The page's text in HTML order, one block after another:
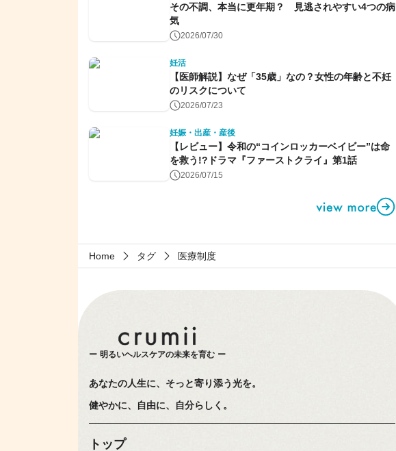
その不調、本当に更年期？ 見逃されやすい4つの病
気
2026/07/30
妊活
【医師解説】なぜ「35歳」なの？女性の年齢と不妊
のリスクについて
2026/07/23
妊娠・出産・産後
【レビュー】令和の“コインロッカーベイビー”は命
を救う!?ドラマ『ファーストクライ』第1話
2026/07/15
Home タグ 医療制度
明るいヘルスケアの未来を育む
あなたの人生に、そっと寄り添う光を。
健やかに、自由に、自分らしく。
トップ